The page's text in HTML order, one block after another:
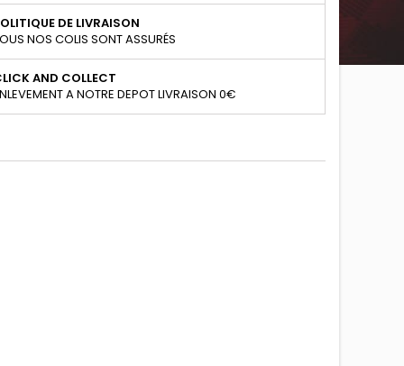
DE LIVRAISON
NOS COLIS SONT ASSURÉS
AND COLLECT
A NOTRE DEPOT LIVRAISON 0€